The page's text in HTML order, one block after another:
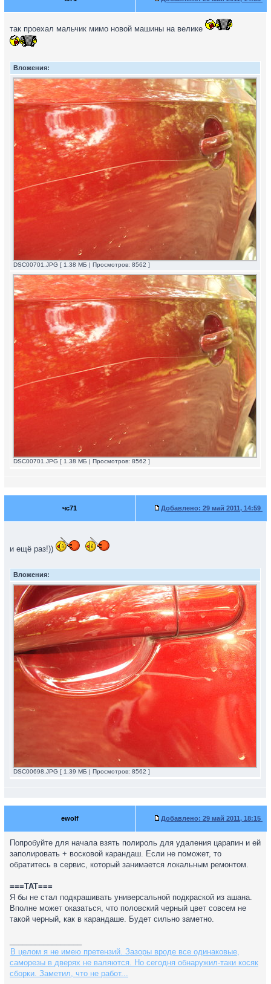
так проехал мальчик мимо новой машины на велике
Вложения:
DSC00701.JPG [ 1.38 МБ | Просмотров: 8562 ]
DSC00701.JPG [ 1.38 МБ | Просмотров: 8562 ]
чс71 Добавлено: 29 май 2011, 14:59
и ещё раз!))
Вложения:
DSC00698.JPG [ 1.39 МБ | Просмотров: 8562 ]
ewolf Добавлено: 29 май 2011, 18:15
Попробуйте для начала взять полироль для удаления царапин и ей
заполировать + восковой карандаш. Если не поможет, то
обратитесь в сервис, который занимается локальным ремонтом.
===TAT===
Я бы не стал подкрашивать универсальной подкраской из ашана.
Вполне может оказаться, что половский черный цвет совсем не
такой черный, как в карандаше. Будет сильно заметно.
В целом я не имею претензий. Зазоры вроде все одинаковые,
саморезы в дверях не валяются. Но сегодня обнаружил-таки косяк
сборки. Заметил, что не работ...